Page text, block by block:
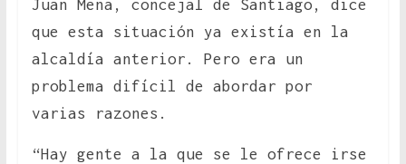
Juan Mena, concejal de Santiago, dice
que esta situación ya existía en la
alcaldía anterior. Pero era un
problema difícil de abordar por
varias razones.
“Hay gente a la que se le ofrece irse